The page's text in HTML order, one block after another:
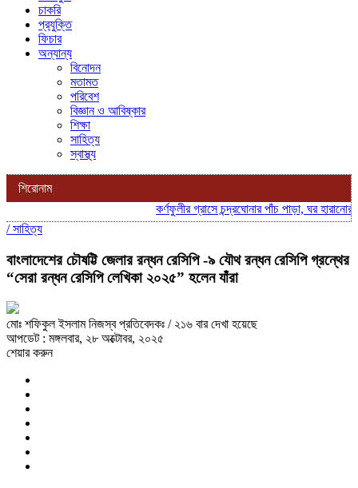
চাকরি
প্রযুক্তি
ফিচার
অন্যান্য
বিনোদন
মতামত
পরিবেশ
বিজ্ঞান ও আবিষ্কার
শিক্ষা
সাহিত্য
স্বাস্থ্য
শিরোনাম
কর্ণফুলীর গ্রাসে চন্দ্রঘোনার পাঁচ পাড়া, ঘর হারানোর
/সাহিত্য
বাংলাদেশের চৌষট্টি জেলার রন্ধন রেসিপি -৯ যৌথ রন্ধন রেসিপি গ্রন্থের
“সেরা রন্ধন রেসিপি লেখিকা ২০২৫” হলেন যাঁরা
মোঃ শফিকুল ইসলাম নিজস্ব প্রতিবেদকঃ / ২১৬ বার দেখা হয়েছে
আপডেট : মঙ্গলবার, ২৮ অক্টোবর, ২০২৫
শেয়ার করুন